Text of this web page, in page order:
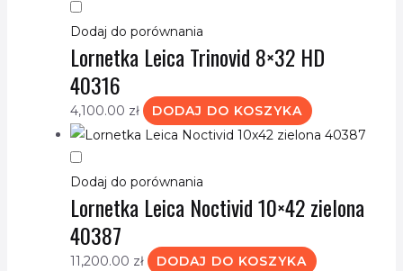
Dodaj do porównania
Lornetka Leica Trinovid 8×32 HD
40316
4,100.00 zł DODAJ DO KOSZYKA
Dodaj do porównania
Lornetka Leica Noctivid 10×42 zielona
40387
11,200.00 zł DODAJ DO KOSZYKA